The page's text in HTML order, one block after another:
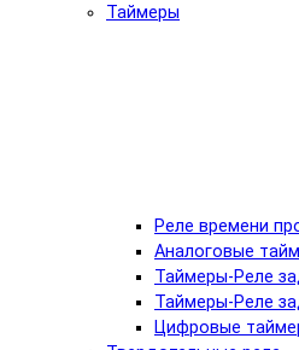
Таймеры
Реле времени
Аналоговые
Таймеры-Реле
Таймеры-Реле
Цифровые